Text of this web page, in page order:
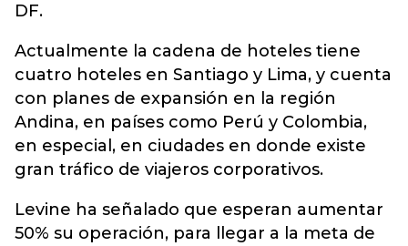
DF.
Actualmente la cadena de hoteles tiene
cuatro hoteles en Santiago y Lima, y cuenta
con planes de expansión en la región
Andina, en países como Perú y Colombia,
en especial, en ciudades en donde existe
gran tráfico de viajeros corporativos.
Levine ha señalado que esperan aumentar
50% su operación, para llegar a la meta de